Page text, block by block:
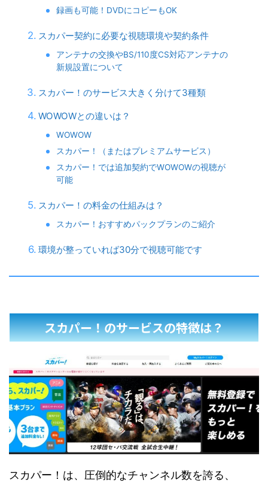
録画も可能！DVDにコピーもOK
スカパー契約に必要な視聴環境や契約条件
アンテナの交換やBS/110度CS対応アンテナの
新規設置について
スカパー！のサービス大きく分けて3種類
WOWOWとの違いは？
WOWOW
スカパー！（またはプレミアムサービス）
スカパー！では追加契約でWOWOWの視聴が
可能
スカパー！の料金の仕組みは？
スカパー！おすすめパックプランのご紹介
環境が整っていれば30分で視聴可能です
スカパー！のサービスの特徴は？
スカパー！は、圧倒的なチャンネル数を誇る、